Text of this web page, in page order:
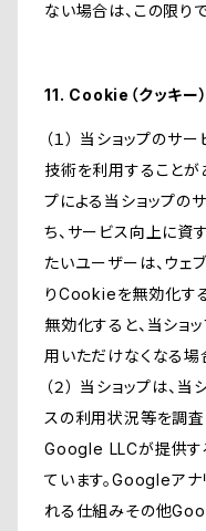
ない場合は、この限り
11. Cookie（クッキー
（１） 当ショップのサ
技術を利用することが
プによる当ショップの
ち、サービス向上に資
たいユーザーは、ウェ
りCookieを無効化す
無効化すると、当ショ
用いただけなくなる場
（２） 当ショップは、
スの利用状況等を調査
Google LLCが提供す
ています。Googleアナ
れる仕組みその他